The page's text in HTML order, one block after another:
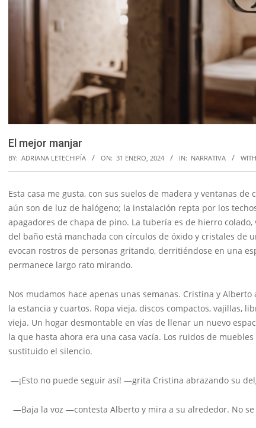
El mejor manjar
BY: ADRIANA LETECHIPÍA ON: 31 ENERO, 2024 IN: NARRATIVA
Esta casa me gusta, con sus suelos de madera y ventanas
aún son de luz de halógeno; la instalación repta por los
apagadores de chapa de pino. La tubería es de hierro
del baño está manchada con círculos de óxido y cristales de
evocan rostros de personas gritando, derritiéndose en una
permanece largo rato mirando.
Nos mudamos hace apenas unas semanas. Cristina y
la estancia y cuartos. Ropa vieja, discos compactos, vajillas,
vieja. Un hogar desmontable en vías de llenar un nuevo
la que hasta ahora era una casa vacía. Los ruidos de
sustituido el silencio.
—¡Esto no puede seguir así! —grita Cristina abrazando su
—Baja la voz —contesta Alberto y mira a su alrededor. No